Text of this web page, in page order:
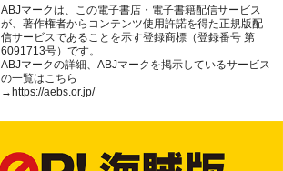
ABJマークは、この電子書店・電子書籍配信サービス
が、著作権者からコンテンツ使用許諾を得た正規版配
信サービスであることを示す登録商標（登録番号 第
6091713号）です。
ABJマークの詳細、ABJマークを掲示しているサービス
の一覧はこちら
→https://aebs.or.jp/